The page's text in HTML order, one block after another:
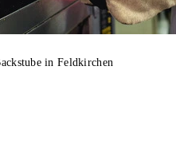
in Feldkirchen